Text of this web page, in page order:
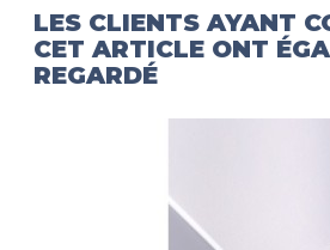
LES CLIENTS AYANT
CET ARTICLE ONT
REGARDÉ